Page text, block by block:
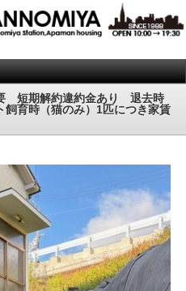
短期解約違約金あり 退去時
育時（猫のみ）1匹につき家賃